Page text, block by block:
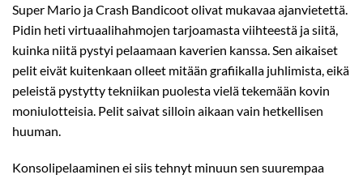
Super Mario ja Crash Bandicoot olivat mukavaa ajanvietettä.
Pidin heti virtuaalihahmojen tarjoamasta viihteestä ja siitä,
kuinka niitä pystyi pelaamaan kaverien kanssa. Sen aikaiset
pelit eivät kuitenkaan olleet mitään grafiikalla juhlimista, eikä
peleistä pystytty tekniikan puolesta vielä tekemään kovin
moniulotteisia. Pelit saivat silloin aikaan vain hetkellisen
huuman.
Konsolipelaaminen ei siis tehnyt minuun sen suurempaa